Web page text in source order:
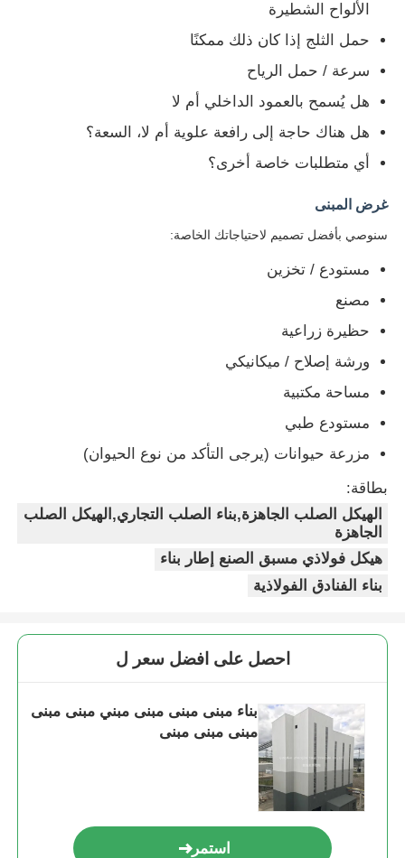
الألواح الشطيرة
حمل الثلج إذا كان ذلك ممكنًا
سرعة / حمل الرياح
هل يُسمح بالعمود الداخلي أم لا
هل هناك حاجة إلى رافعة علوية أم لا، السعة؟
أي متطلبات خاصة أخرى؟
غرض المبنى
سنوصي بأفضل تصميم لاحتياجاتك الخاصة:
مستودع / تخزين
مصنع
حظيرة زراعية
ورشة إصلاح / ميكانيكي
مساحة مكتبية
مستودع طبي
مزرعة حيوانات (يرجى التأكد من نوع الحيوان)
بطاقة:
الهيكل الصلب الجاهزة,بناء الصلب التجاري,الهيكل الصلب
الجاهزة
هيكل فولاذي مسبق الصنع إطار بناء
بناء الفنادق الفولاذية
احصل على افضل سعر ل
بناء مبنى مبنى مبنى مبني مبنى مبنى
مبنى مبنى مبنى
استمر